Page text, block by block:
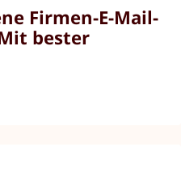
Firmen-E-Mail-
bester